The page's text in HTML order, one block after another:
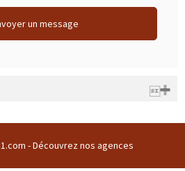
un message
00011 | RCS juridique : Z |
-Découvrez nos agences